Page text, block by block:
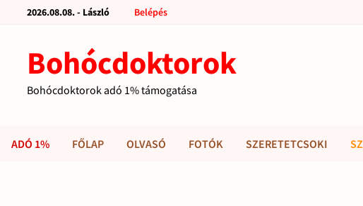
2026.08.08. - László Belépés
Bohócdoktorok
Bohócdoktorok adó 1% támogatása
ADÓ 1% FŐLAP OLVASÓ FOTÓK SZERETETCSOKI